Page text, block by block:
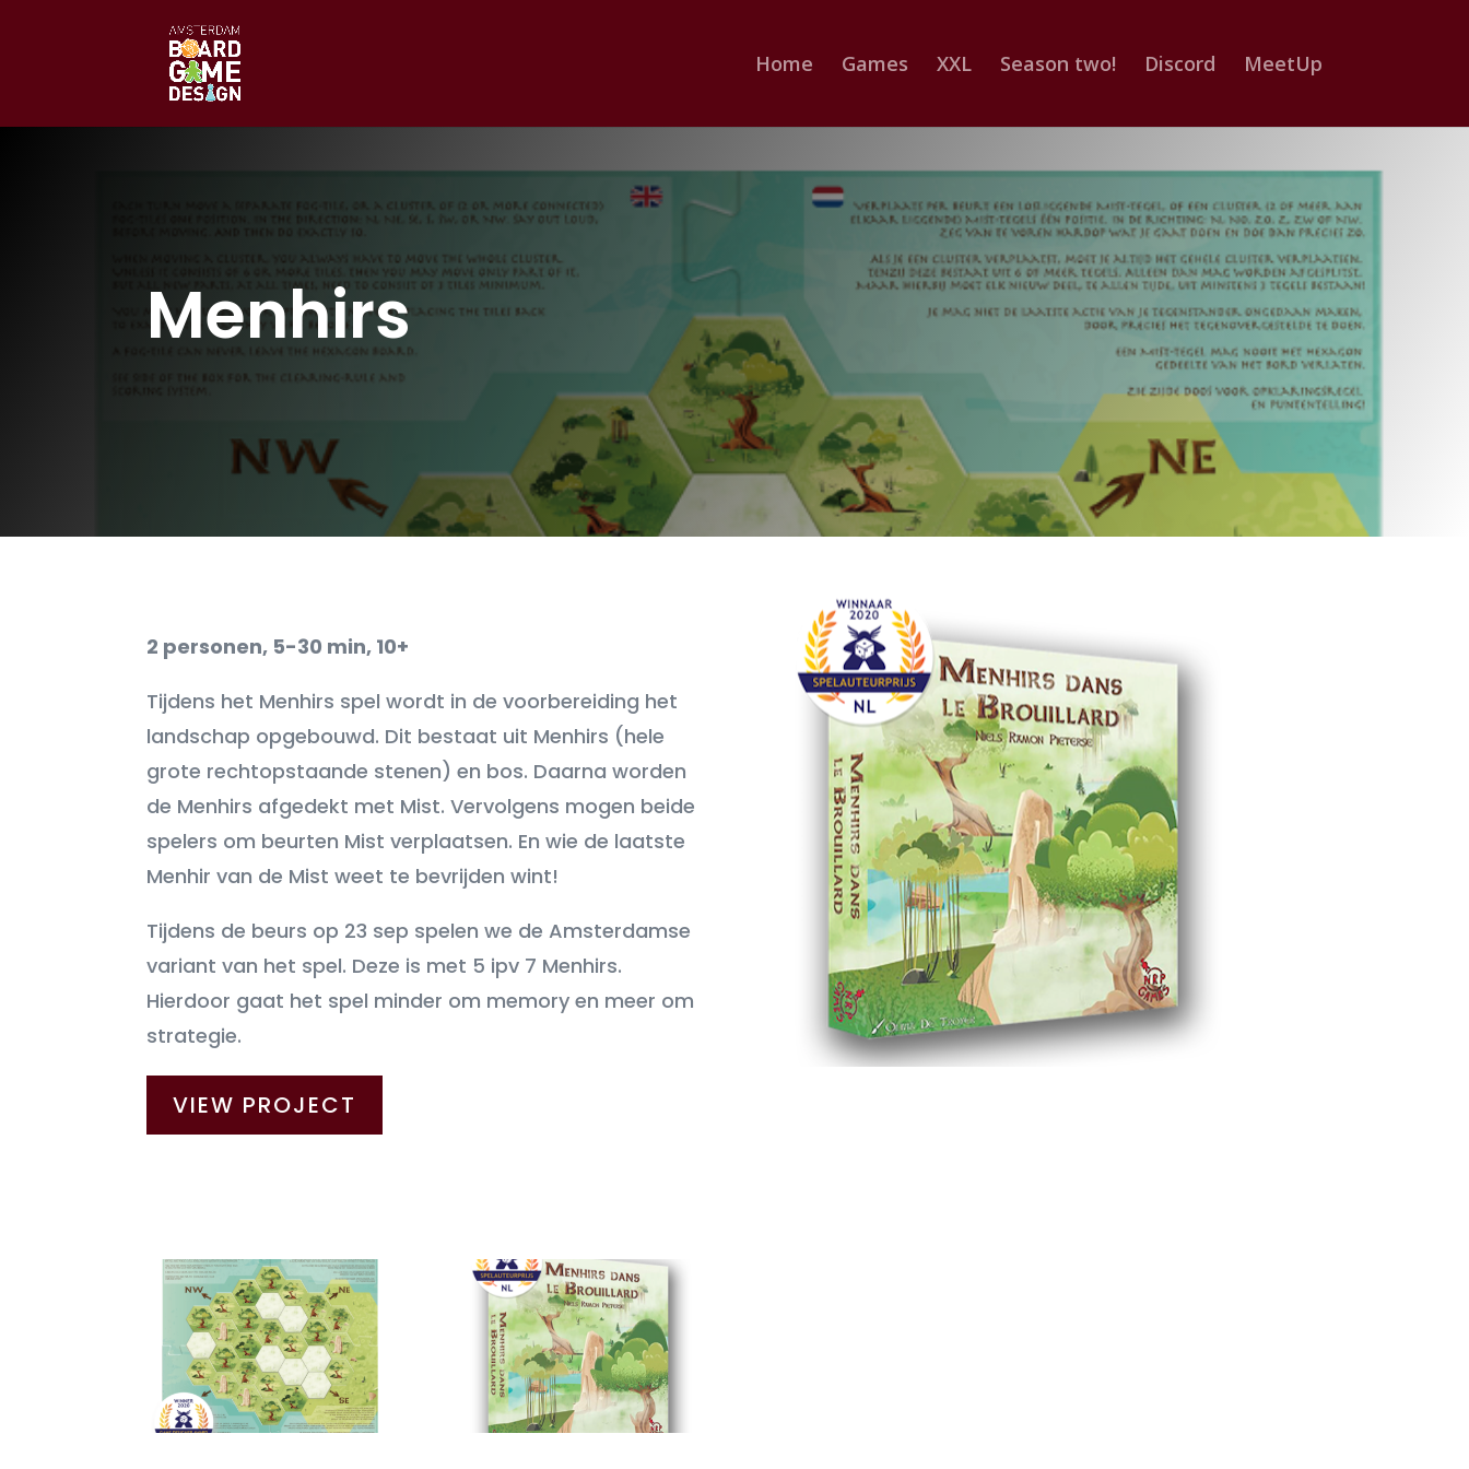
Home Games XXL Season two! Discord MeetUp
Menhirs
2 personen, 5-30 min, 10+
Tijdens het Menhirs spel wordt in de voorbereiding het
landschap opgebouwd. Dit bestaat uit Menhirs (hele
grote rechtopstaande stenen) en bos. Daarna worden
de Menhirs afgedekt met Mist. Vervolgens mogen beide
spelers om beurten Mist verplaatsen. En wie de laatste
Menhir van de Mist weet te bevrijden wint!
Tijdens de beurs op 23 sep spelen we de Amsterdamse
variant van het spel. Deze is met 5 ipv 7 Menhirs.
Hierdoor gaat het spel minder om memory en meer om
strategie.
VIEW PROJECT